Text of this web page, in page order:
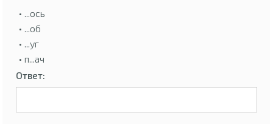
• ...ось
• ...об
• ...уг
• п...ач
Ответ: